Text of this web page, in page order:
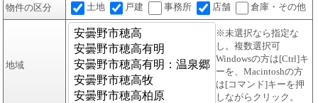
物件の区分
土地 戸建 事務所 店舗 倉庫・その他
地域
※未選択なら指定な
し。複数選択可
Windowsの方は[Ctrl]キ
ーを、Macintoshの方
は[コマンド]キーを押
しながらクリック。